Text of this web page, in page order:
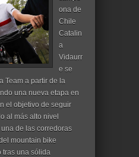
ona de
Chile
Catalin
a
Vidaurr
e se
Team a partir de la
una nueva etapa en
el objetivo de seguir
al más alto nivel
de las corredoras
mountain bike
tras una sólida